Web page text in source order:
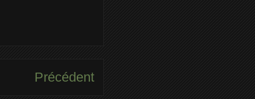
Précédent